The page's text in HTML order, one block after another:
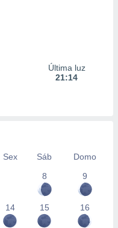
Última luz
21:14
Sex Sáb
Domo
8
9
14 15 16